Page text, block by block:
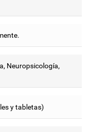
Neuropsicología,
y tabletas)